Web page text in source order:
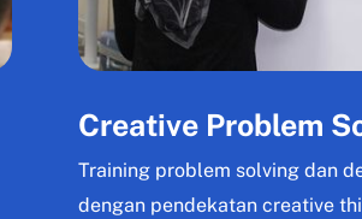
Creative Problem
Training problem solving dan
dengan pendekatan creative